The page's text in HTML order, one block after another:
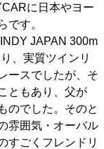
に日本やヨー
です。
JAPAN 300m
、実質ツインリ
ースでしたが、そ
ともあり、父が
のでした。そのと
雰囲気・オーバル
すごくフレンドリ